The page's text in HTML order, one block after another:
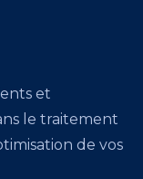
et
le traitement
de vos